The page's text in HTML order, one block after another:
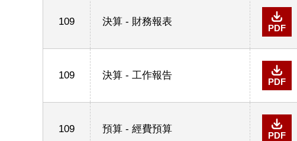
109 決算 - 財務報表
PDF
109 決算 - 工作報告
PDF
109 預算 - 經費預算
PDF